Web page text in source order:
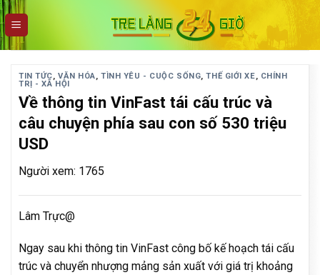
Skip
to
content
TIN TỨC,VĂN HÓA,TÌNH YÊU - CUỘC SỐNG,THẾ GIỚI XE, CHÍNH
TRỊ - XÃ HỘI
Về thông tin VinFast tái cấu trúc và
câu chuyện phía sau con số 530 triệu
USD
Người xem: 1765
Lâm Trực@
Ngay sau khi thông tin VinFast công bố kế hoạch tái cấu
trúc và chuyển nhượng mảng sản xuất với giá trị khoảng